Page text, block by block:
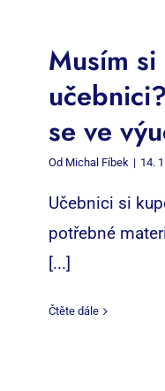
Musím
se ve
Od Michal Fíbek | 14.
Učebnici si
potřebné
[...]
Čtěte dále